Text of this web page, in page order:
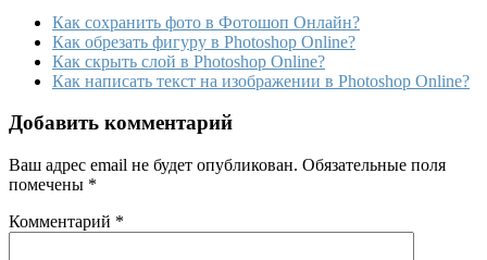
Как сохранить фото в Фотошоп Онлайн?
Как обрезать фигуру в Photoshop Online?
Как скрыть слой в Photoshop Online?
Как написать текст на изображении в Photoshop Online?
Добавить комментарий
Ваш адрес email не будет опубликован. Обязательные поля
помечены *
Комментарий *